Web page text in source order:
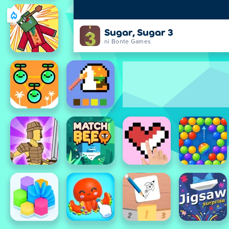
Sugar, Sugar 3
ni Bonte Games